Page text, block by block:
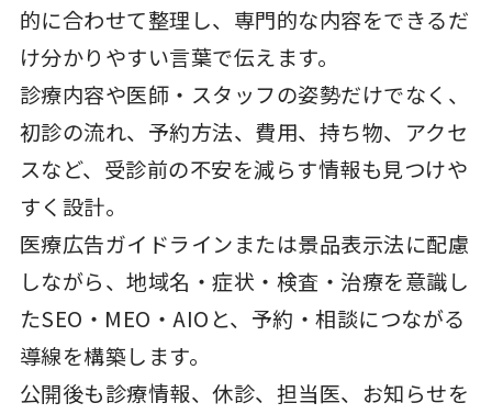
的に合わせて整理し、専門的な内容をできるだ
け分かりやすい言葉で伝えます。
診療内容や医師・スタッフの姿勢だけでなく、
初診の流れ、予約方法、費用、持ち物、アクセ
スなど、受診前の不安を減らす情報も見つけや
すく設計。
医療広告ガイドラインまたは景品表示法に配慮
しながら、地域名・症状・検査・治療を意識し
たSEO・MEO・AIOと、予約・相談につながる
導線を構築します。
公開後も診療情報、休診、担当医、お知らせを